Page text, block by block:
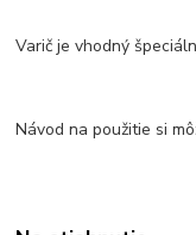
Varič je vhodný
Návod na použitie si